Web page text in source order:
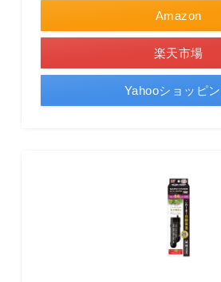
Amazon
楽天市場
Yahooショッピ